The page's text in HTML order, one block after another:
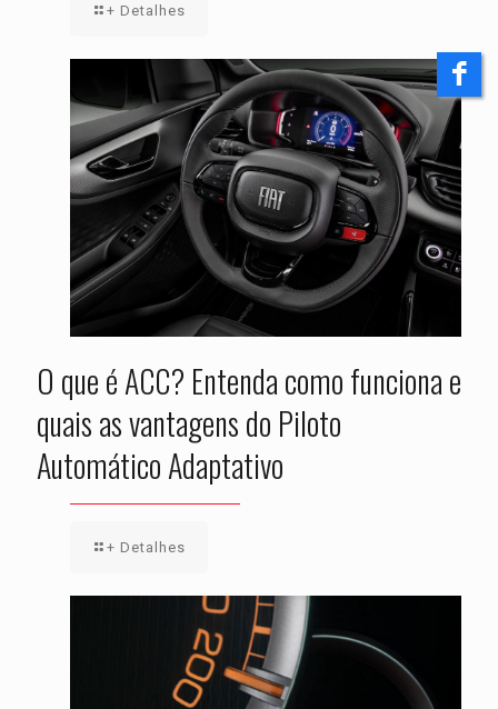
+ Detalhes
O que é ACC? Entenda como funciona e
quais as vantagens do Piloto
Automático Adaptativo
+ Detalhes